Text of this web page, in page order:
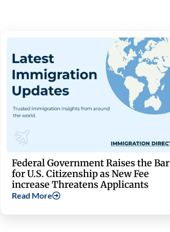
Federal Government Raises the Bar
for U.S. Citizenship as New Fee
increase Threatens Applicants
Read More